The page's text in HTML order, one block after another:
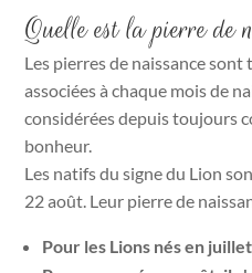
Quelle est la pierre de
Les pierres de naissance
associées à chaque mois de
considérées depuis toujours
bonheur.
Les natifs du signe du Lion
22 août. Leur pierre de
Pour les Lions nés en